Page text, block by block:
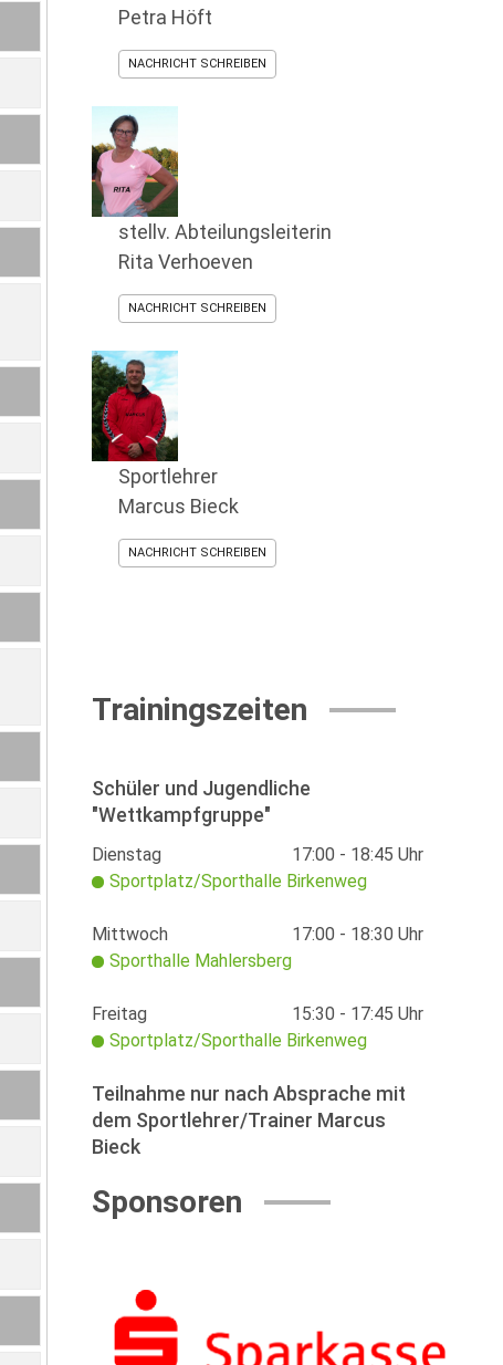
Petra Höft
NACHRICHT SCHREIBEN
stellv. Abteilungsleiterin
Rita Verhoeven
NACHRICHT SCHREIBEN
Sportlehrer
Marcus Bieck
NACHRICHT SCHREIBEN
Trainingszeiten
Schüler und Jugendliche
"Wettkampfgruppe"
Dienstag
17:00 - 18:45 Uhr
Sportplatz/Sporthalle Birkenweg
Mittwoch
17:00 - 18:30 Uhr
Sporthalle Mahlersberg
Freitag
15:30 - 17:45 Uhr
Sportplatz/Sporthalle Birkenweg
Teilnahme nur nach Absprache mit
dem Sportlehrer/Trainer Marcus
Bieck
Sponsoren